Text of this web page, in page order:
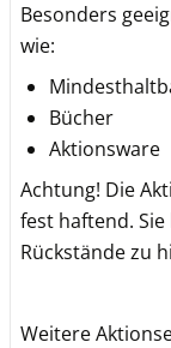
Besonders
wie:
Bücher
Aktionsware
Achtung! Die
fest haftend.
Rückstände zu
Weitere